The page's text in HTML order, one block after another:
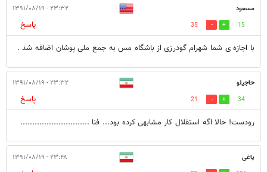
مسعود ۲۳:۳۲ - ۱۳۹۱/۰۸/۱۹
15
35
پاسخ
با اجازه ی شما شهرام گودرزی از باشگاه مس به جمع ملی پوشان اضافه شد .
حاجیلو ۲۳:۳۲ - ۱۳۹۱/۰۸/۱۹
34
21
پاسخ
رودست! حالا اگه استقلال کار مشابهی کرده بود... فنا .............................
یاغی ۲۳:۴۸ - ۱۳۹۱/۰۸/۱۹